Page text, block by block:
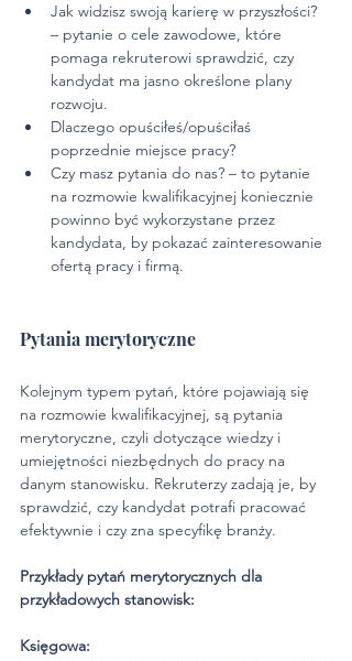
Jak widzisz swoją karierę w przyszłości?
– pytanie o cele zawodowe, które
pomaga rekruterowi sprawdzić, czy
kandydat ma jasno określone plany
rozwoju.
Dlaczego opuściłeś/opuściłaś
poprzednie miejsce pracy?
Czy masz pytania do nas? – to pytanie
na rozmowie kwalifikacyjnej koniecznie
powinno być wykorzystane przez
kandydata, by pokazać zainteresowanie
ofertą pracy i firmą.
Pytania merytoryczne
Kolejnym typem pytań, które pojawiają się
na rozmowie kwalifikacyjnej, są pytania
merytoryczne, czyli dotyczące wiedzy i
umiejętności niezbędnych do pracy na
danym stanowisku. Rekruterzy zadają je, by
sprawdzić, czy kandydat potrafi pracować
efektywnie i czy zna specyfikę branży.
Przykłady pytań merytorycznych dla
przykładowych stanowisk:
Księgowa: